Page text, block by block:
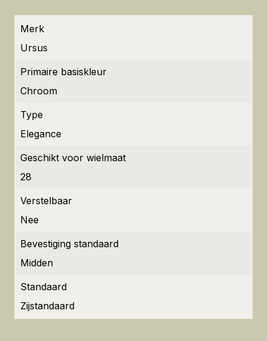
Merk
Ursus
Primaire basiskleur
Chroom
Type
Elegance
Geschikt voor wielmaat
28
Verstelbaar
Nee
Bevestiging standaard
Midden
Standaard
Zijstandaard